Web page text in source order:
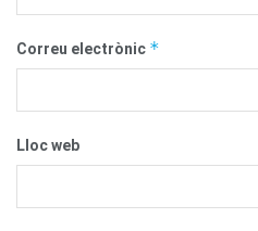
Correu electrònic *
Lloc web